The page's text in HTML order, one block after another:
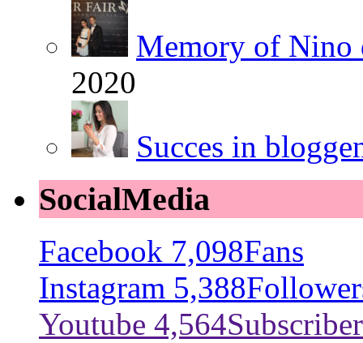
Memory of Nino
2020
Succes in
SocialMedia
Facebook 7,098Fans
Instagram 5,388
Youtube 4,564Subscriber